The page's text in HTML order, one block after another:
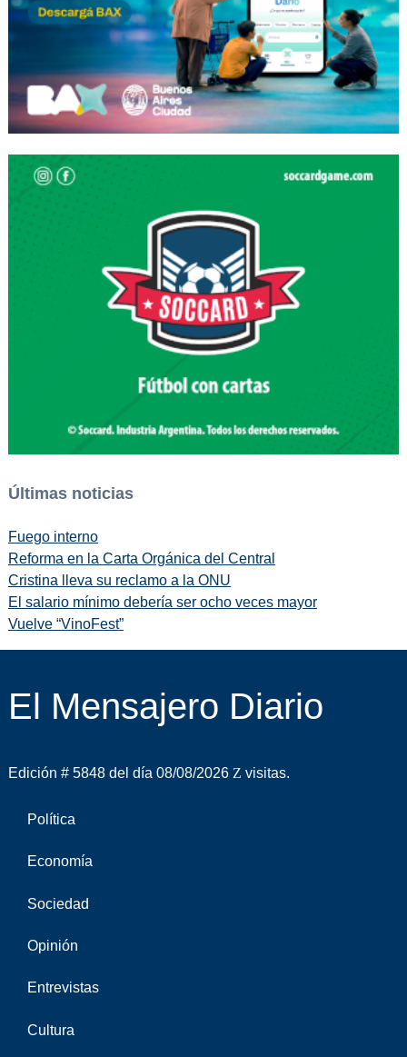
Últimas noticias
Fuego interno
Reforma en la Carta Orgánica del Central
Cristina lleva su reclamo a la ONU
El salario mínimo debería ser ocho veces mayor
Vuelve “VinoFest”
El Mensajero Diario
Edición # 5848 del día 08/08/2026 visitas.
Política
Economía
Sociedad
Opinión
Entrevistas
Cultura